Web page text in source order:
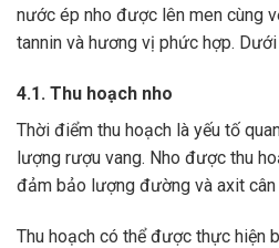
nước ép nho được lên men cùng
tannin và hương vị phức hợp.
4.1. Thu hoạch nho
Thời điểm thu hoạch là yếu tố
lượng rượu vang. Nho được thu
đảm bảo lượng đường và axit cân
Thu hoạch có thể được thực hiện